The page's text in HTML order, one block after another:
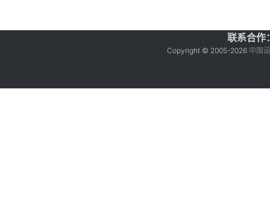
联系合作
Copyright © 2005-2026 中国